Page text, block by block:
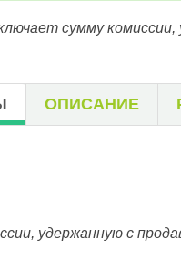
сумму комиссии,
ОПИСАНИЕ
удержанную с